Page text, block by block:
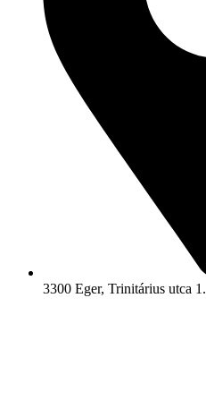
3300 Eger, Trinitárius utca 1.